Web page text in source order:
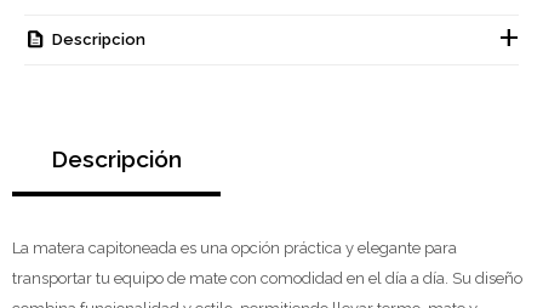
Descripcion
Descripción
La matera capitoneada es una opción práctica y elegante para
transportar tu equipo de mate con comodidad en el día a día. Su diseño